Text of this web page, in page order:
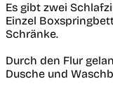
Es gibt zwei
Einzel
Schränke.
Durch den Flur
Dusche und